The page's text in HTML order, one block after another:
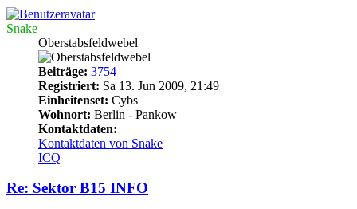
Snake
Oberstabsfeldwebel
Beiträge: 3754
Registriert: Sa 13. Jun 2009, 21:49
Einheitenset: Cybs
Wohnort: Berlin - Pankow
Kontaktdaten:
Kontaktdaten von Snake
ICQ
Re: Sektor B15 INFO